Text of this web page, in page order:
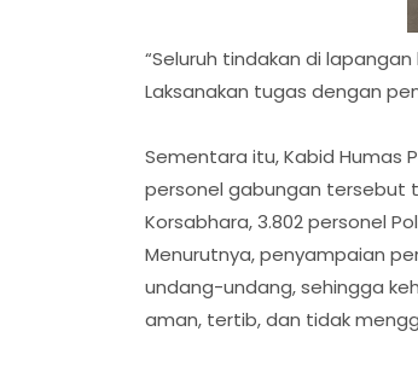
“Seluruh tindakan di
Laksanakan tugas dengan
Sementara itu, Kabid Humas
personel gabungan tersebut
Korsabhara, 3.802 personel
Menurutnya, penyampaian
undang-undang, sehingga
aman, tertib, dan tidak